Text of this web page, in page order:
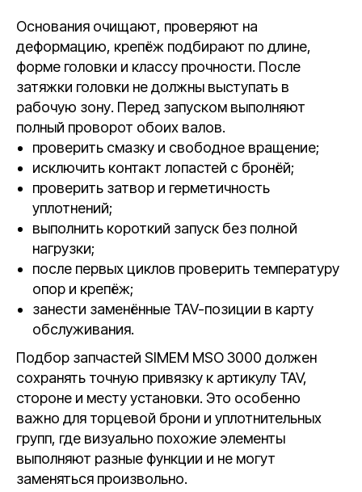
Основания очищают, проверяют на
деформацию, крепёж подбирают по длине,
форме головки и классу прочности. После
затяжки головки не должны выступать в
рабочую зону. Перед запуском выполняют
полный проворот обоих валов.
проверить смазку и свободное вращение;
исключить контакт лопастей с бронёй;
проверить затвор и герметичность
уплотнений;
выполнить короткий запуск без полной
нагрузки;
после первых циклов проверить температуру
опор и крепёж;
занести заменённые TAV-позиции в карту
обслуживания.
Подбор запчастей SIMEM MSO 3000 должен
сохранять точную привязку к артикулу TAV,
стороне и месту установки. Это особенно
важно для торцевой брони и уплотнительных
групп, где визуально похожие элементы
выполняют разные функции и не могут
заменяться произвольно.